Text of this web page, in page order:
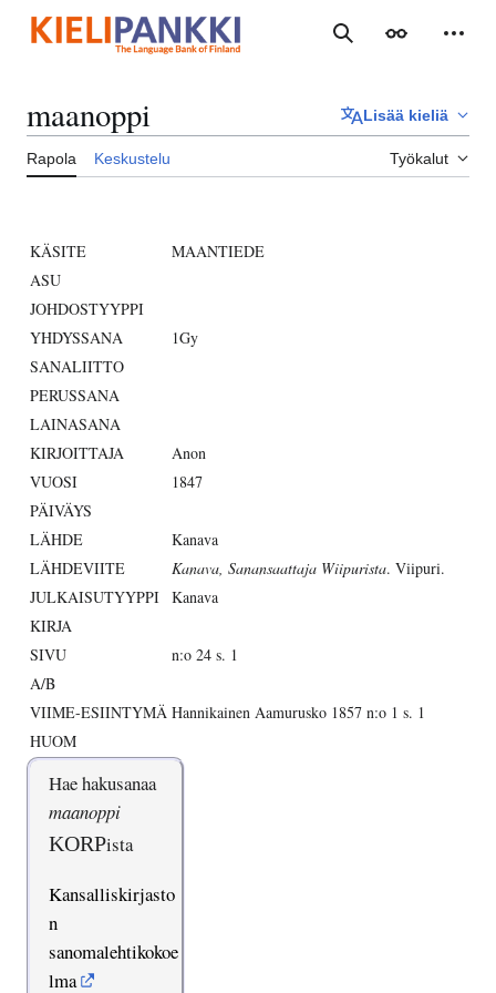
sisältöön
Haku Ulkoasu
maanoppi Lisää kieliä
Rapola Keskustelu Työkalut
KÄSITE
MAANTIEDE
ASU
JOHDOSTYYPPI
YHDYSSANA
1Gy
SANALIITTO
PERUSSANA
LAINASANA
KIRJOITTAJA
Anon
VUOSI
1847
PÄIVÄYS
LÄHDE
Kanava
LÄHDEVIITE
Kanava, Sanansaattaja Wiipurista. Viipuri.
JULKAISUTYYPPI Kanava
KIRJA
SIVU
n:o 24 s. 1
A/B
VIIME-ESIINTYMÄ Hannikainen Aamurusko 1857 n:o 1 s. 1
HUOM
Hae hakusanaa
maanoppi
KORPista
Kansalliskirjasto
n
sanomalehtikokoe
lma